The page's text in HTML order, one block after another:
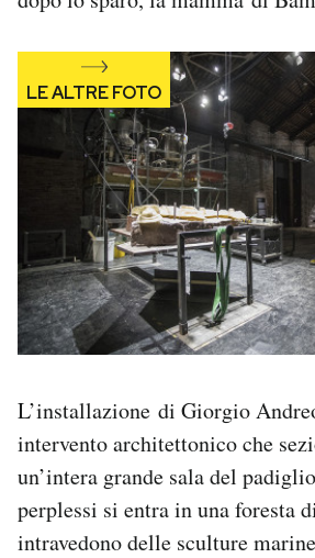
L’installazione di Giorgio
intervento architettonico che
un’intera grande sala del
perplessi si entra in una foresta
intravedono delle sculture